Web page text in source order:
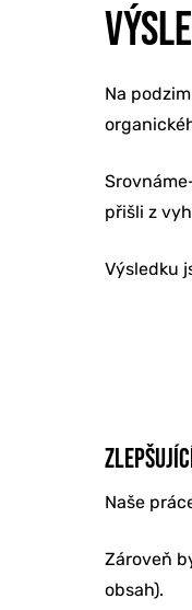
Na
přišli z
Výsledku
Naše
Zároveň
obsah).